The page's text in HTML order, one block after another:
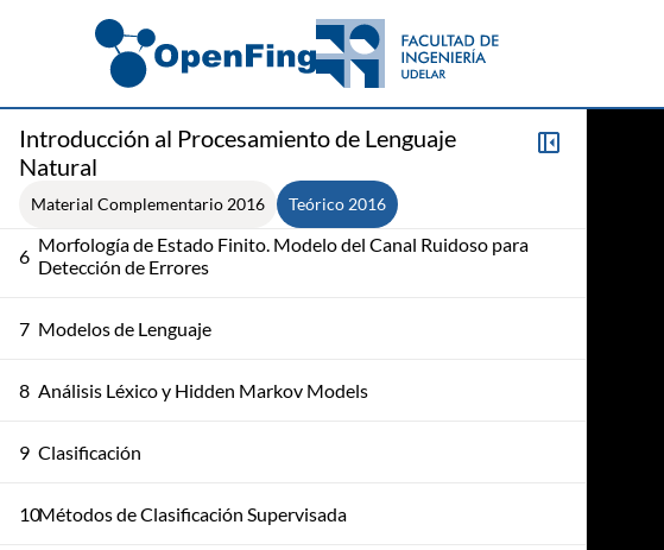
Introducción al Procesamiento de Lenguaje
Natural
Material Complementario 2016 Teórico 2016
Introducción a la Gramática del Español
5 Distancia de Mínima Edición. Transductores. Morfología
6 Morfología de Estado Finito. Modelo del Canal Ruidoso para
Detección de Errores
7 Modelos de Lenguaje
8 Análisis Léxico y Hidden Markov Models
9 Clasificación
10Métodos de Clasificación Supervisada